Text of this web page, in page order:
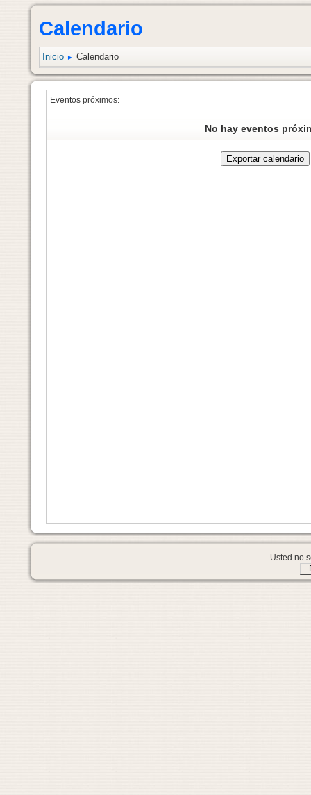
Calendario
Inicio ► Calendario
Eventos próximos:
No hay eventos
Usted no